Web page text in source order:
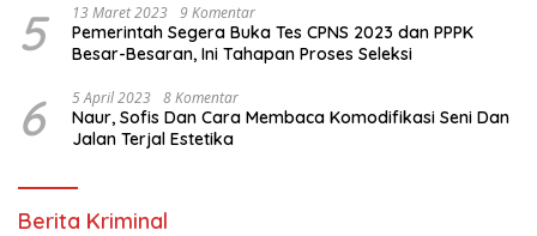
5 13 Maret 2023 9 Komentar
Pemerintah Segera Buka Tes CPNS 2023 dan PPPK
Besar-Besaran, Ini Tahapan Proses Seleksi
6 5 April 2023 8 Komentar
Naur, Sofis Dan Cara Membaca Komodifikasi Seni Dan
Jalan Terjal Estetika
Berita Kriminal